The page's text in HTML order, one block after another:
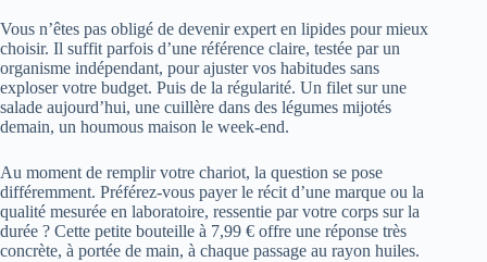
Vous n’êtes pas obligé de devenir expert en lipides pour mieux
choisir. Il suffit parfois d’une référence claire, testée par un
organisme indépendant, pour ajuster vos habitudes sans
exploser votre budget. Puis de la régularité. Un filet sur une
salade aujourd’hui, une cuillère dans des légumes mijotés
demain, un houmous maison le week-end.
Au moment de remplir votre chariot, la question se pose
différemment. Préférez-vous payer le récit d’une marque ou la
qualité mesurée en laboratoire, ressentie par votre corps sur la
durée ? Cette petite bouteille à 7,99 € offre une réponse très
concrète, à portée de main, à chaque passage au rayon huiles.